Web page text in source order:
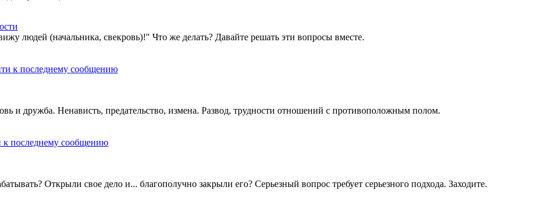
людей (начальника, свекровь)!" Что же делать? Давайте решать эти вопросы вместе.
и дружба. Ненависть, предательство, измена. Развод, трудности отношений с противоположным полом.
Открыли свое дело и... благополучно закрыли его? Серьезный вопрос требует серьезного подхода. Заходите.